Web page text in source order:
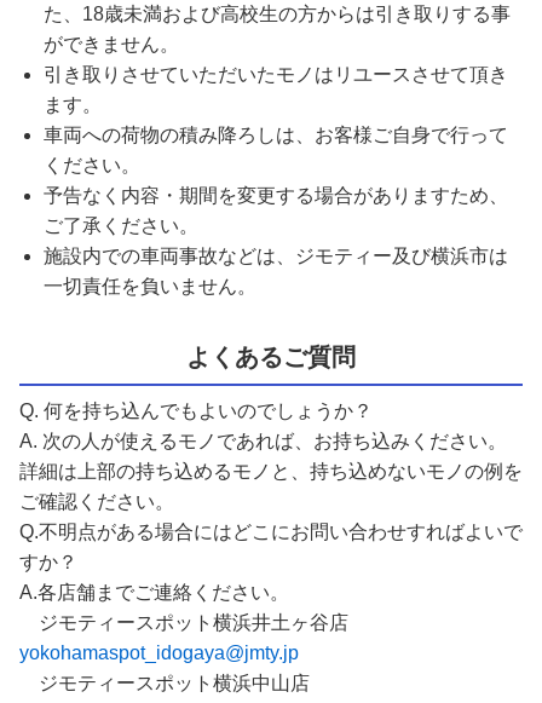
た、18歳未満および高校生の方からは引き取りする事
ができません。
引き取りさせていただいたモノはリユースさせて頂き
ます。
車両への荷物の積み降ろしは、お客様ご自身で行って
ください。
予告なく内容・期間を変更する場合がありますため、
ご了承ください。
施設内での車両事故などは、ジモティー及び横浜市は
一切責任を負いません。
よくあるご質問
Q. 何を持ち込んでもよいのでしょうか？
A. 次の人が使えるモノであれば、お持ち込みください。
詳細は上部の持ち込めるモノと、持ち込めないモノの例を
ご確認ください。
Q.不明点がある場合にはどこにお問い合わせすればよいで
すか？
A.各店舗までご連絡ください。
ジモティースポット横浜井土ヶ谷店
yokohamaspot_idogaya@jmty.jp
ジモティースポット横浜中山店